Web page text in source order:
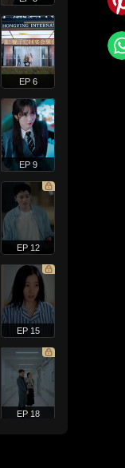
EP 6
EP 9
EP 12
EP 15
EP 18